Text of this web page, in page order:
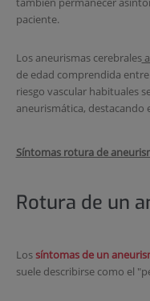
paciente.
Los aneurismas cerebrales
de edad comprendida
riesgo vascular habituales
aneurismática, destacando
Síntomas rotura de
Rotura de un
Lossíntomas de un
suele describirse como el